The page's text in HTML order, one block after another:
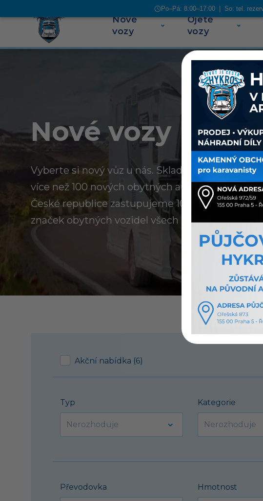
Po–Pá: 8:00–17:00 | So: tel.
Přeskočit na obsah
Nové
vozy
Ojeté
vozy
Nové vozy
Vyberte si nový vůz u nás. Skladem u nás najdete
více než 100 nových obytných aut a karavanů. V
České republice zastupujeme 10 evropských
značek obytných vozidel všech kategorií.
Akční nabídka (6)
Typ Kategorie
Převodovka Hmotnost